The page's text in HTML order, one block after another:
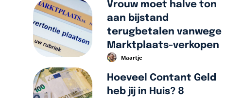
Vrouw moet halve ton
aan bijstand
terugbetalen vanwege
Marktplaats-verkopen
Maartje
Hoeveel Contant Geld
heb jij in Huis? 8